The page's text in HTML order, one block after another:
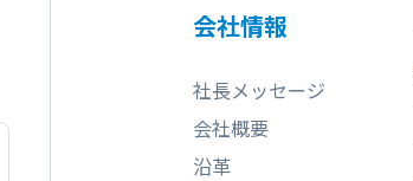
会社情報
社長メッセージ
会社概要
沿革